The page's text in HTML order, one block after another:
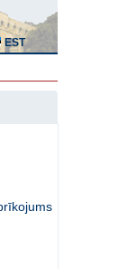
EST